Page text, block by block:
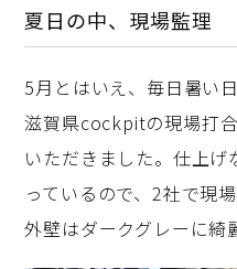
夏日の中、現場監理
5月とはいえ、毎日暑い
滋賀県cockpitの現場打
いただきました。仕上
っているので、2社で現
外壁はダークグレーに綺